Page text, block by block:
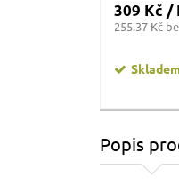
309 Kč /
255.37 Kč
Popis